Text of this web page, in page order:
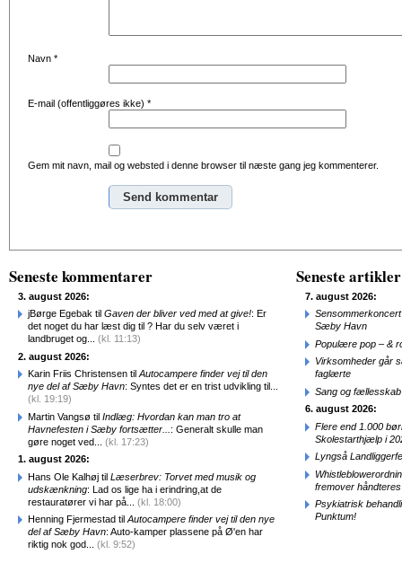
Navn *
E-mail (offentliggøres ikke) *
Gem mit navn, mail og websted i denne browser til næste gang jeg kommenterer.
Seneste kommentarer
3. august 2026:
jBørge Egebak til Gaven der bliver ved med at give!: Er
det noget du har læst dig til ? Har du selv været i
landbruget og... (kl. 11:13)
2. august 2026:
Karin Friis Christensen til Autocampere finder vej til den
nye del af Sæby Havn: Syntes det er en trist udvikling til...
(kl. 19:19)
Martin Vangsø til Indlæg: Hvordan kan man tro at
Havnefesten i Sæby fortsætter... : Generalt skulle man
gøre noget ved... (kl. 17:23)
1. august 2026:
Hans Ole Kalhøj til Læserbrev: Torvet med musik og
udskænkning: Lad os lige ha i erindring,at de
restauratører vi har på... (kl. 18:00)
Henning Fjermestad til Autocampere finder vej til den nye
del af Sæby Havn: Auto-kamper plassene på Ø'en har
riktig nok god... (kl. 9:52)
Seneste artikler
7. august 2026:
Sæby Havn
Populære pop – &
Virksomheder går
faglærte
Sang og
6. august 2026:
Flere end 1.000
Skolestarthjælp i
Lyngså
fremover
Psykiatrisk
Punktum!